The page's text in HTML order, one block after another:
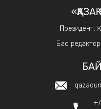
Президент:
Бас